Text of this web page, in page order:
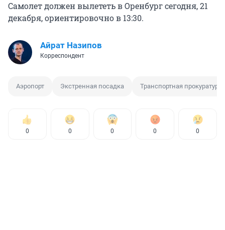
Самолет должен вылететь в Оренбург сегодня, 21
декабря, ориентировочно в 13:30.
Айрат Назипов
Корреспондент
Аэропорт Экстренная посадка Транспортная прокуратура
0 0 0 0 0